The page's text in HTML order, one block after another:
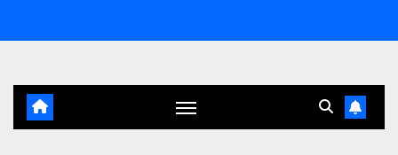
al